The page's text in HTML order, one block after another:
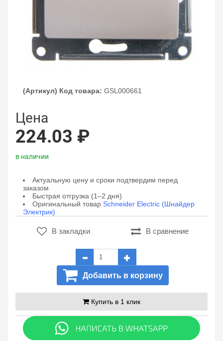
(Артикул) Код товара: GSL000661
Цена
224.03 ₽
в наличии
Актуальную цену и сроки подтвердим перед
заказом
Быстрая отгрузка (1–2 дня)
Оригинальный товар Schneider Electric (Шнайдер
Электрик)
В закладки В сравнение
Добавить в корзину
Купить в 1 клик